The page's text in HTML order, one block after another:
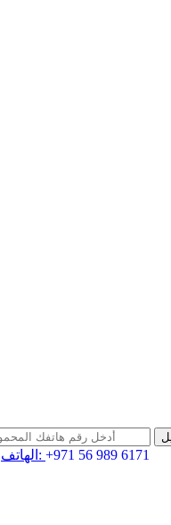
الهاتف: +971 56 989 6171